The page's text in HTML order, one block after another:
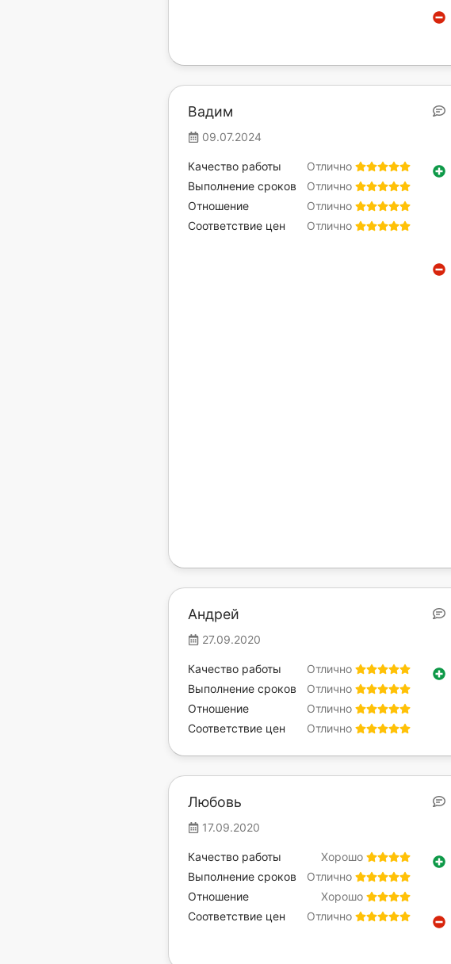
Вадим
09.07.2024
Отлично
Качество работы
Отлично
Выполнение сроков
Отлично
Отношение
Отлично
Соответствие цен
Андрей
27.09.2020
Отлично
Качество работы
Отлично
Выполнение сроков
Отлично
Отношение
Отлично
Соответствие цен
Любовь
17.09.2020
Хорошо
Качество работы
Отлично
Выполнение сроков
Хорошо
Отношение
Отлично
Соответствие цен